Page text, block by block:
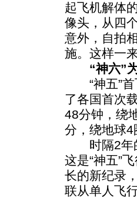
起飞机解体
像头，从四
意外，自拍
施。这样一
“神六”为
“神五”首
了各国首次
48分钟，绕
分，绕地球
时隔2年的
这是“神五”
长的新纪录
联从单人飞